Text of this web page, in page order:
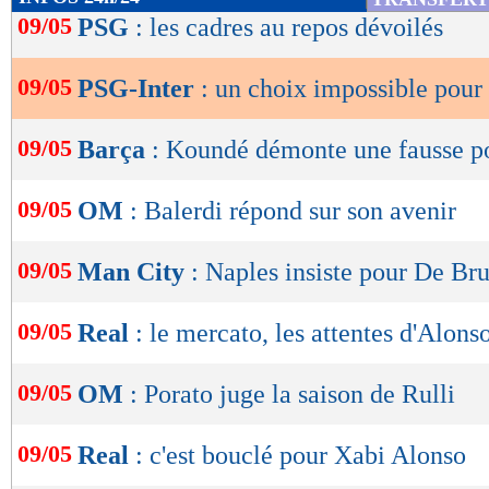
de
OK
09/05 PSG : les cadres au repos dévoilés
09/05 PSG-Inter : un choix impossible
09/05 Barça : Koundé démonte une fausse
09/05 OM : Balerdi répond sur son avenir
09/05 Man City : Naples insiste pour De
09/05 Real : le mercato, les attentes
09/05 OM : Porato juge la saison de Rulli
09/05 Real : c'est bouclé pour Xabi Alonso